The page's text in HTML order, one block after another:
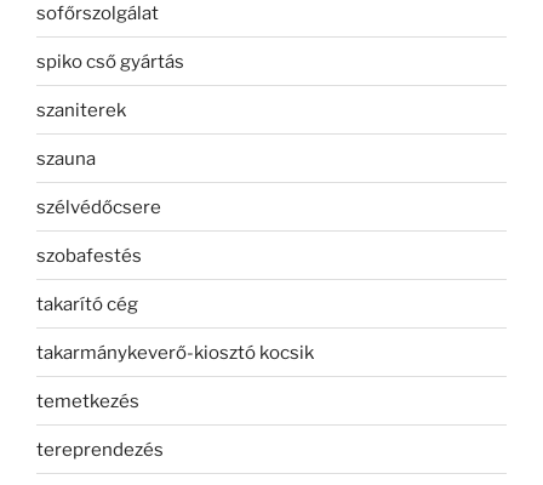
sofőrszolgálat
spiko cső gyártás
szaniterek
szauna
szélvédőcsere
szobafestés
takarító cég
takarmánykeverő-kiosztó kocsik
temetkezés
tereprendezés